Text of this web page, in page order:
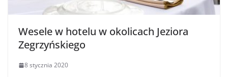
Wesele w hotelu w okolicach Jeziora
Zegrzyńskiego
8 stycznia 2020